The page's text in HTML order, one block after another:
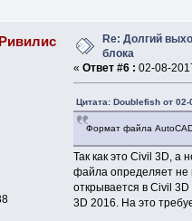
Re: Долгий
блока
« Ответ #6 : 02-08-
Цитата: Doublefish от
Формат файла
Так как это Civil 3D, а
файла определяет не
открывается в Civil
3D 2016. На это